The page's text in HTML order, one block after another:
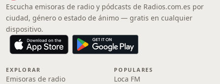
Escucha emisoras de radio y pódcasts de Radios.com.es por
ciudad, género o estado de ánimo — gratis en cualquier
dispositivo.
EXPLORAR
Emisoras de radio
POPULARES
Loca FM